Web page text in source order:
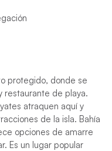
protegido, donde se
restaurante de playa.
atraquen aquí y
de la isla. Bahía
opciones de amarre
Es un lugar popular